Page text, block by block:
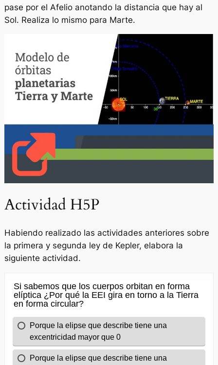
pase por el Afelio anotando la distancia que hay al
Sol. Realiza lo mismo para Marte.
Actividad H5P
Habiendo realizado las actividades anteriores sobre
la primera y segunda ley de Kepler, elabora la
siguiente actividad.